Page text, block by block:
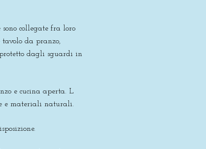
collegate fra loro
da pranzo,
dagli sguardi in
e cucina aperta. L
e materiali naturali.